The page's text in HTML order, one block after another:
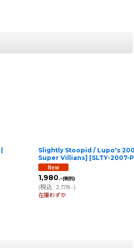
Slightly Stoopid / Lupo's
Super Villians] [SLTY-2007-
1,980.-(税別)
(税込: 2,178.-)
在庫わずか